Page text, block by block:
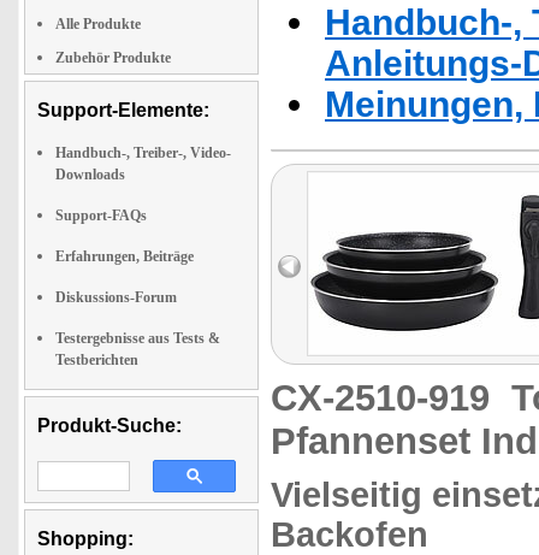
Alle Produkte
Zubehör Produkte
Support-Elemente:
Handbuch-, Treiber-, Video-
Downloads
Support-FAQs
Erfahrungen, Beiträge
Diskussions-Forum
Testergebnisse aus Tests &
Testberichten
Produkt-Suche:
Shopping:
Handbuch-,
Anleitungs-
CX-2510-919
Pfannenset
Vielseitig
Backofen